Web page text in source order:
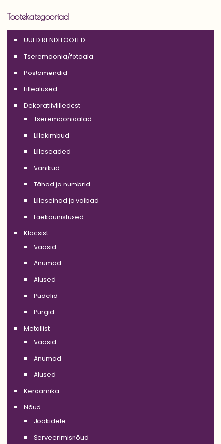
Tootekategooriad
UUED RENDITOOTED
Tseremoonia/fotoala
Postamendid
Lillealused
Dekoratiivlilledest
Tseremooniaalad
Lillekimbud
Lilleseaded
Vanikud
Tähed ja numbrid
Lilleseinad ja vaibad
Laekaunistused
Klaasist
Vaasid
Anumad
Alused
Pudelid
Purgid
Metallist
Vaasid
Anumad
Alused
Keraamika
Nõud
Jookidele
Serveerimisnõud